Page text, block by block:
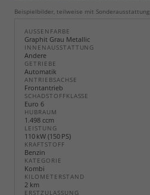
Beispielbilder, teilweise mit Sonderausstattung
AUSSENFARBE
Graphit Grau Metallic
INNENAUSSTATTUNG
Andere
GETRIEBE
Automatik
ANTRIEBSACHSE
Frontantrieb
SCHADSTOFFKLASSE
Euro 6
HUBRAUM
1.498 ccm
LEISTUNG
110 kW (150 PS)
KRAFTSTOFF
Benzin
KATEGORIE
Kombi
KILOMETERSTAND
2 km
ERSTZULASSUNG